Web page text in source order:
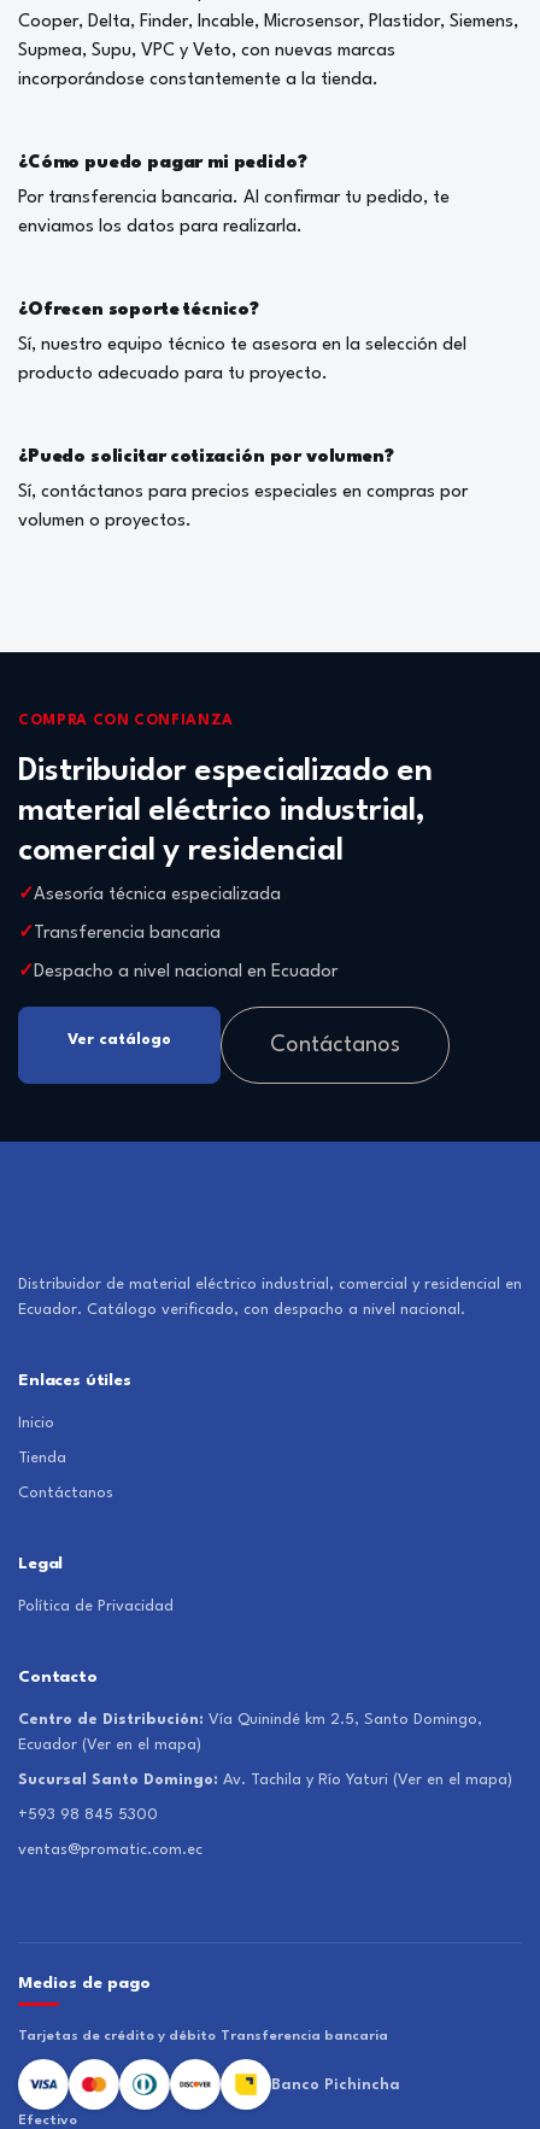
Cooper, Delta, Finder, Incable, Microsensor, Plastidor, Siemens,
Supmea, Supu, VPC y Veto, con nuevas marcas
incorporándose constantemente a la tienda.
¿Cómo puedo pagar mi pedido?
Por transferencia bancaria. Al confirmar tu pedido, te
enviamos los datos para realizarla.
¿Ofrecen soporte técnico?
Sí, nuestro equipo técnico te asesora en la selección del
producto adecuado para tu proyecto.
¿Puedo solicitar cotización por volumen?
Sí, contáctanos para precios especiales en compras por
volumen o proyectos.
COMPRA CON CONFIANZA
Distribuidor especializado en
material eléctrico industrial,
comercial y residencial
Asesoría técnica especializada
Transferencia bancaria
Despacho a nivel nacional en Ecuador
Ver catálogo Contáctanos
Distribuidor de material eléctrico industrial, comercial y residencial en
Ecuador. Catálogo verificado, con despacho a nivel nacional.
Enlaces útiles
Inicio
Tienda
Contáctanos
Legal
Política de Privacidad
Contacto
Centro de Distribución: Vía Quinindé km 2.5, Santo Domingo,
Ecuador (Ver en el mapa)
Sucursal Santo Domingo: Av. Tachila y Río Yaturi (Ver en el mapa)
+593 98 845 5300
ventas@promatic.com.ec
Medios de pago
Tarjetas de crédito y débito Transferencia bancaria
Banco Pichincha
Efectivo